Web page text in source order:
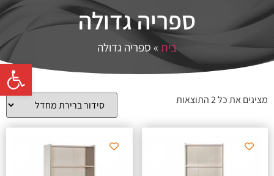
פתח
ספריה גדולה
בית»ספריה גדולה
מציגים את כל ⁦2⁩ התוצאות